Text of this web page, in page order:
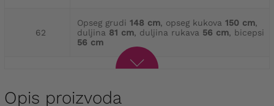
62
Opseg grudi 148 cm, opseg kukova 150 cm,
duljina 81 cm, duljina rukava 56 cm, bicepsi
56 cm
Opis proizvoda